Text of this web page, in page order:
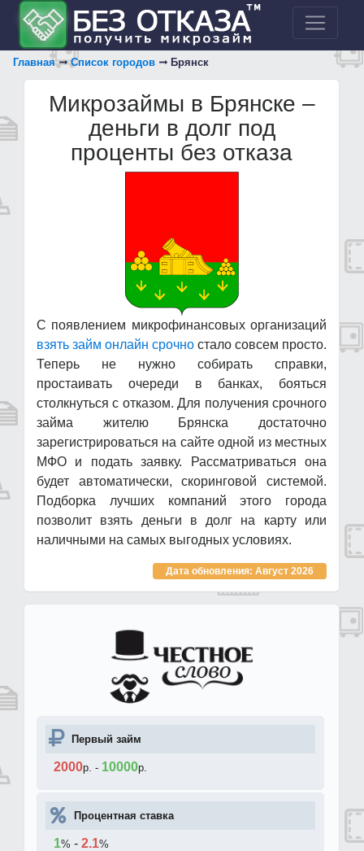
Главная Список городов Брянск
Микрозаймы в Брянске –
деньги в долг под
проценты без отказа
С появлением микрофинансовых организаций
взять займ онлайн срочно стало совсем просто.
Теперь не нужно собирать справки,
простаивать очереди в банках, бояться
столкнуться с отказом. Для получения срочного
займа жителю Брянска достаточно
зарегистрироваться на сайте одной из местных
МФО и подать заявку. Рассматриваться она
будет автоматически, скоринговой системой.
Подборка лучших компаний этого города
позволит взять деньги в долг на карту или
наличными на самых выгодных условиях.
Дата обновления: Август 2026
Первый займ
2000р. - 10000р.
Процентная ставка
1% - 2.1%